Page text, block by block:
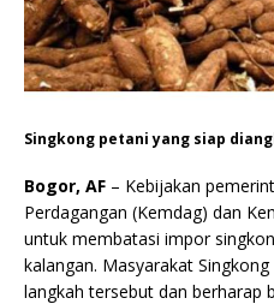
Singkong petani yang siap
Bogor, AF – Kebijakan
Perdagangan (Kemdag) dan
untuk membatasi impor
kalangan. Masyarakat
langkah tersebut dan berharap